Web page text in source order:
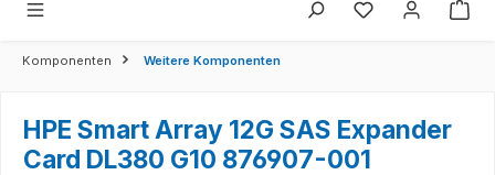
Sie haben 0
Komponenten Weitere Komponenten
HPE Smart Array 12G SAS Expander
Card DL380 G10 876907-001